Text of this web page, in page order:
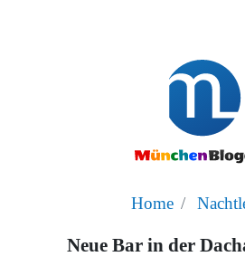
Home
Neue Bar in der